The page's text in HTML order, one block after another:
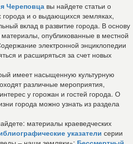
Череповца вы найдете статьи о
города и о выдающихся земляках,
вклад в развитие города. В основу
опубликованные в местной
электронной энциклопедии
и расширяться за счет новых
имеет насыщенную культурную
различные мероприятия,
у горожан и гостей города. О
города можно узнать из раздела
материалы краеведческих
указатели серии